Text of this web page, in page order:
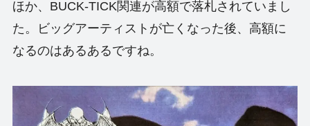
ほか、BUCK-TICK関連が高額で落札されていまし
た。ビッグアーティストが亡くなった後、高額に
なるのはあるあるですね。